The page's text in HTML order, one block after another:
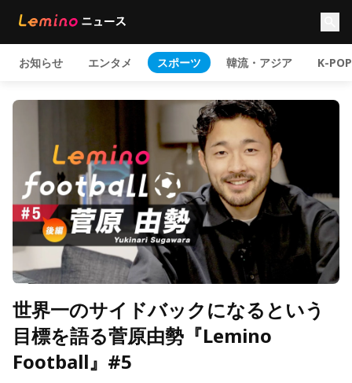
お知らせ エンタメ スポーツ 韓流・アジア K-POP
世界一のサイドバックになるという
目標を語る菅原由勢『Lemino
Football』#5